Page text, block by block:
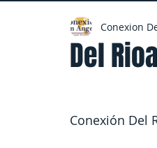
Del
Conexion
Conexión Del